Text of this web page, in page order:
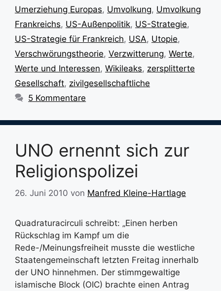
Umerziehung Europas, Umvolkung, Umvolkung
Frankreichs, US-Außenpolitik, US-Strategie,
US-Strategie für Frankreich, USA, Utopie,
Verschwörungstheorie, Verzwitterung, Werte,
Werte und Interessen, Wikileaks, zersplitterte
Gesellschaft, zivilgesellschaftliche
5 Kommentare
UNO ernennt sich zur
Religionspolizei
26. Juni 2010 von Manfred Kleine-Hartlage
Quadraturacirculi schreibt: „Einen herben
Rückschlag im Kampf um die
Rede-/Meinungsfreiheit musste die westliche
Staatengemeinschaft letzten Freitag innerhalb
der UNO hinnehmen. Der stimmgewaltige
islamische Block (OIC) brachte einen Antrag